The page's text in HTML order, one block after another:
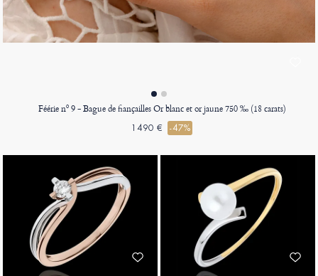
Féérie nº 9 - Bague de fiançailles Or blanc et or jaune 750 ‰ (18 carats)
1490 € -47%